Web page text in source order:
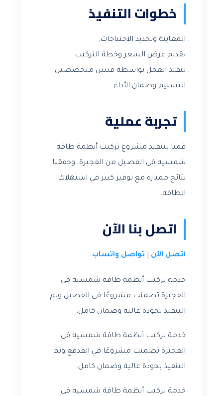
خطوات التنفيذ
المعاينة وتحديد الاحتياجات.
تقديم عرض السعر وخطة التركيب.
تنفيذ العمل بواسطة فنيين متخصصين.
التسليم وضمان الأداء.
تجربة عملية
قمنا بتنفيذ مشروع تركيب أنظمة طاقة
شمسية في الفصيل من الفجيرة، وحققنا
نتائج ممتازة مع توفير كبير في استهلاك
الطاقة.
اتصل بنا الآن
اتصل الآن تواصل واتساب
خدمة تركيب أنظمة طاقة شمسية في
الفجيرة تضمنت مشروعًا في الفصيل وتم
التنفيذ بجودة عالية وضمان كامل.
خدمة تركيب أنظمة طاقة شمسية في
الفجيرة تضمنت مشروعًا في القدفع وتم
التنفيذ بجودة عالية وضمان كامل.
خدمة تركيب أنظمة طاقة شمسية في